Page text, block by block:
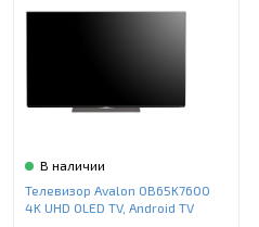
В наличии
Телевизор Avalon OB65K7600
4K UHD OLED TV, Android TV